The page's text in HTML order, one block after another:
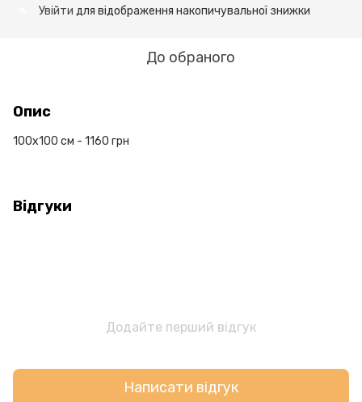
Увійти для відображення накопичувальної знижки
До обраного
Опис
100х100 см - 1160 грн
Відгуки
Додайте перший відгук
Написати відгук